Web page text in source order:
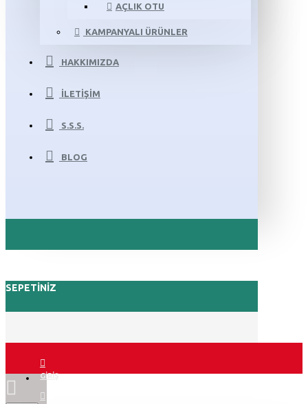
AÇLIK OTU
KAMPANYALI ÜRÜNLER
HAKKIMIZDA
İLETIŞIM
S.S.S.
BLOG
SEPETINIZ
GIRIŞ